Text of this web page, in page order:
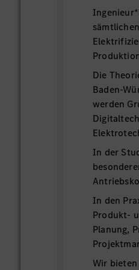
Die
Baden-
werden
In der
In den
Produkt-
Planung,
Wir